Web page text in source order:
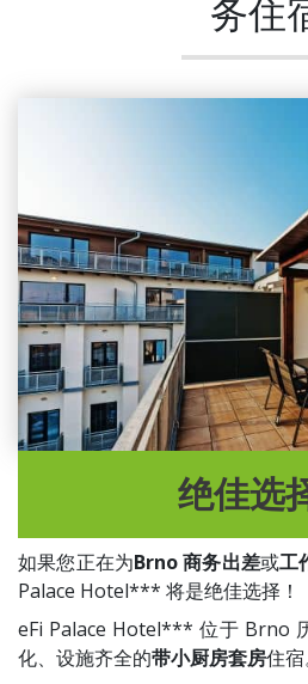
务住
绝佳选
如果您正在为Brno 商务出差或工
Palace Hotel*** 将是绝佳选择！
eFi Palace Hotel*** 位于 Brno
化、设施齐全的带小厨房套房住宿